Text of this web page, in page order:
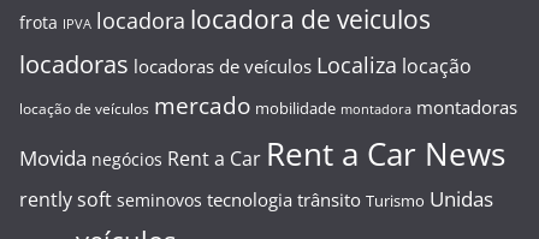
frota IPVA locadora locadora de veiculos
locadoras locadoras de veículos Localiza locação
locação de veículos mercado mobilidade montadora montadoras
Movida negócios Rent a Car Rent a Car News
rently soft seminovos tecnologia trânsito Turismo Unidas